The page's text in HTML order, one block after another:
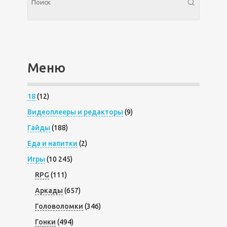
Меню
18(12)
Видеоплееры и редакторы (9)
Гайды (188)
Еда и напитки (2)
Игры (10 245)
RPG (111)
Аркады (657)
Головоломки (346)
Гонки (494)